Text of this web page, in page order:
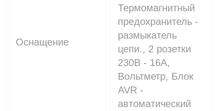
Оснащение
Термомагнитный
предохранитель -
размыкатель
цепи., 2 розетки
230В - 16A,
Вольтметр, Блок
AVR -
автоматический